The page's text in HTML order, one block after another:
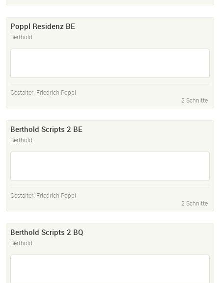
Poppl Residenz BE
Berthold
Gestalter: Friedrich Poppl
2 Schnitte
Berthold Scripts 2 BE
Berthold
Gestalter: Friedrich Poppl
2 Schnitte
Berthold Scripts 2 BQ
Berthold